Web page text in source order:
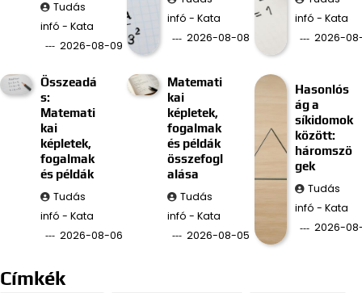
Tudás
infó - Kata
2026-08-09
infó - Kata
2026-08-08
infó - Kata
2026-
Összeadá
s:
Matemati
kai
képletek,
fogalmak
és példák
Tudás
infó - Kata
2026-08-06
Matemati
kai
képletek,
fogalmak
és példák
összefogl
alása
Tudás
infó - Kata
2026-08-05
Hasonlós
ág a
síkidomok
között:
háromszö
gek
Tudás
infó - Kata
2026-
Címkék